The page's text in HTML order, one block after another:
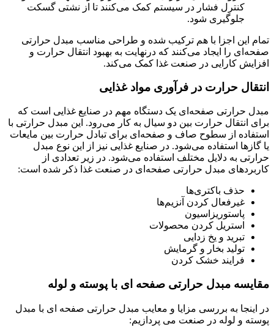
کنترل فشار در سیستم کمک می‌کنند تا از نشتی گسکت
جلوگیری شود.
تمام این اجزا با هم ترکیب شده و طراحی مناسب مبدل حرارتی
صفحه‌ای را ایجاد می‌کنند که درنهایت به بهبود انتقال حرارت و
افزایش کارایی در صنعت غذا کمک می‌کند.
انتقال حرارت در فرآوری مواد غذایی
مبدل حرارتی صفحه‌ای یک دستگاه مهم در صنایع غذایی است که
برای انتقال حرارت بین دو سیال به کار می‌رود. این مبدل حرارتی با
استفاده از سطوح صاف و صفحه‌ای برای تبادل حرارت بین مایعات
یا گازها استفاده می‌شود. در صنایع غذایی نیز از این نوع مبدل
حرارتی به دلایل مختلف استفاده می‌شود. در زیر تعدادی از
کاربردهای مبدل حرارتی صفحه‌ای در صنعت غذا ذکر شده است:
حذف باکتری‌ها
غیرفعال کردن آنزیم‌ها
پاستوریزاسیون
استریل کردن محصولات
تبرید و یخ زدایی
تولید بخار و گرمایش
فرایند خشک کردن
مقایسه مبدل حرارتی صفحه ای با پوسته و لوله
در اینجا به بررسی مزایا و معایب مبدل حرارتی صفحه ای با مبدل
پوسته و لوله در صنعت می پردازیم: